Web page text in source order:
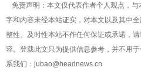
免责声明：本文仅代表作者个人观点，
字和内容未经本站证实，对本文以及其中
整性、及时性本站不作任何保证或承诺，
容。登载此文只为提供信息参考，并不用
系我们：jubao@headnews.cn